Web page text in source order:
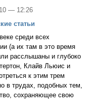
— 12:26
статьи
среди всех
(а их там в это время
расслышаны и глубоко
Клайв Льюис и
к этим трем
в трудах, подобных тем,
сохраняющее свою